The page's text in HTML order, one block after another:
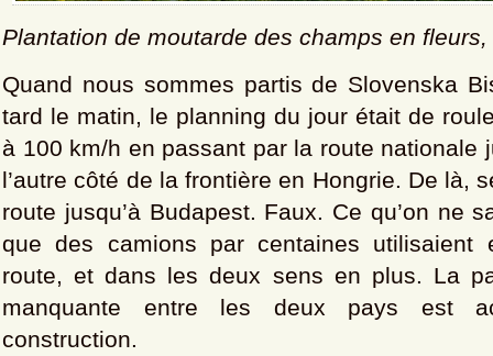
Plantation de moutarde des champs en
Quand nous sommes partis de Slovenska
tard le matin, le planning du jour était de
à 100 km/h en passant par la route nationale
l’autre côté de la frontière en Hongrie. De là,
route jusqu’à Budapest. Faux. Ce qu’on ne
que des camions par centaines utilisaient
route, et dans les deux sens en plus. La
manquante entre les deux pays est
construction.